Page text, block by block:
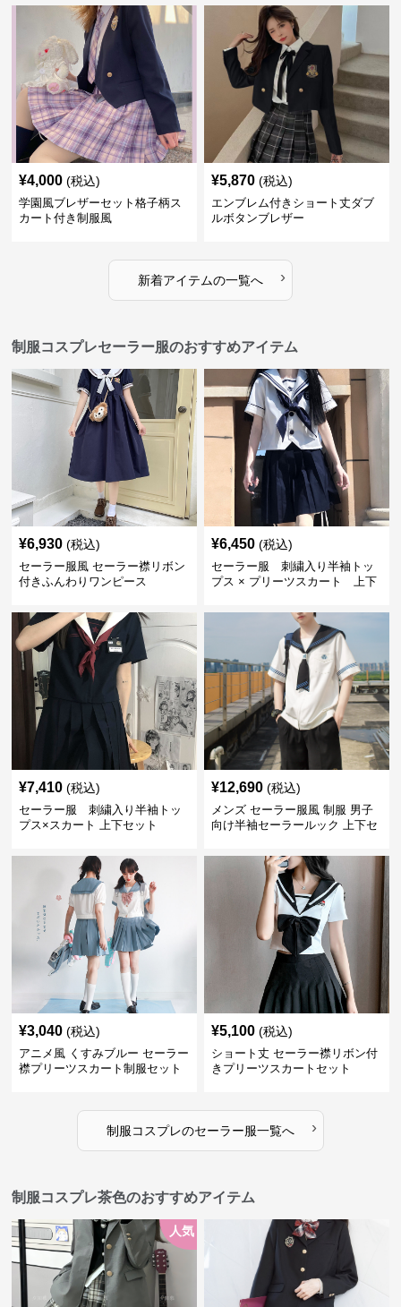
¥4,000 (税込)
学園風ブレザーセット格子柄ス
カート付き制服風
¥5,870 (税込)
エンブレム付きショート丈ダブ
ルボタンブレザー
新着アイテムの一覧へ ›
制服コスプレセーラー服のおすすめアイテム
¥6,930 (税込)
セーラー服風 セーラー襟リボン
付きふんわりワンピース
¥6,450 (税込)
セーラー服 刺繍入り半袖トッ
プス × プリーツスカート 上下
¥7,410 (税込)
セーラー服 刺繍入り半袖トッ
プス×スカート 上下セット
¥12,690 (税込)
メンズ セーラー服風 制服 男子
向け半袖セーラールック 上下セ
¥3,040 (税込)
アニメ風 くすみブルー セーラー
襟プリーツスカート制服セット
¥5,100 (税込)
ショート丈 セーラー襟リボン付
きプリーツスカートセット
制服コスプレのセーラー服一覧へ ›
制服コスプレ茶色のおすすめアイテム
人気